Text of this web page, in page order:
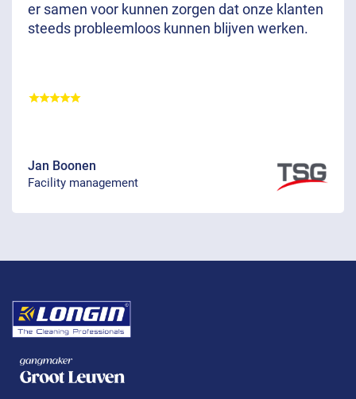
er samen voor kunnen zorgen dat onze klanten
steeds probleemloos kunnen blijven werken.
Jan Boonen
Facility management